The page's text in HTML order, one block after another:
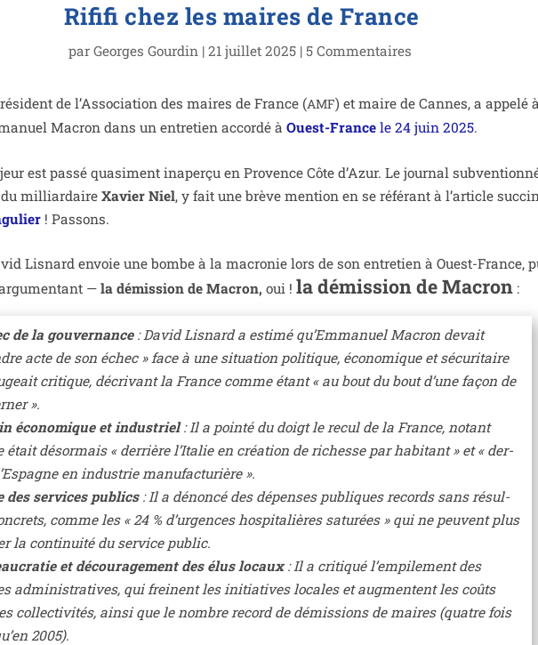
Rififi chez les maires de France
par Georges Gourdin| 21 juillet 2025| 5 Commentaires
de l’Association des maires de France (AMF) et maire de Cannes, a appe­lé
Macron dans un entre­tien accor­dé àOuest-France le 24 juin 2025.
est pas­sé qua­si­ment inaper­çu en Provence Côte d’Azur. Le jour­nal
du mil­liar­daireXavier Niel, y fait une brève men­tion en se réfé­rant à l’ar­ticle
! Passons.
Lisnard envoie une bombe à la macro­nie lors de son entre­tien à Ouest-France,
—la démis­sion de Macron,oui !la démis­sion de Macron :
de la gou­ver­nance: David Lisnard a esti­mé qu’Emmanuel Macron devait
acte de son échec » face à une situa­tion poli­tique, éco­no­mique et sécu­ri­taire
cri­tique, décri­vant la France comme étant « au bout du bout d’une façon de
».
éco­no­mique et indus­triel: Il a poin­té du doigt le recul de la France, notant
était désor­mais « der­rière l’Italie en créa­tion de richesse par habi­tant » et « der­
en indus­trie manu­fac­tu­rière ».
des ser­vices publics: Il a dénon­cé des dépenses publiques records sans résul­
comme les « 24 % d’urgences hos­pi­ta­lières satu­rées » qui ne peuvent plus
la conti­nui­té du ser­vice public.
et décou­ra­ge­ment des élus locaux: Il a cri­ti­qué l’empilement des
admi­nis­tra­tives, qui freinent les ini­tia­tives locales et aug­mentent les coûts
col­lec­ti­vi­tés, ain­si que le nombre record de démis­sions de maires (quatre fois
2005).